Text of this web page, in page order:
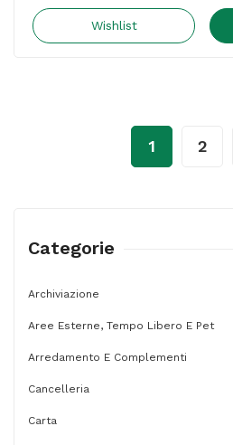
Wishlist
1 2
Categorie
Archiviazione
Aree Esterne, Tempo Libero E Pet
Arredamento E Complementi
Cancelleria
Carta